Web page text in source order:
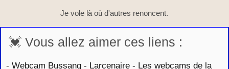
Je vole là où d'autres renoncent.
💓 Vous allez aimer ces liens :
- Webcam Bussang - Larcenaire - Les webcams de la